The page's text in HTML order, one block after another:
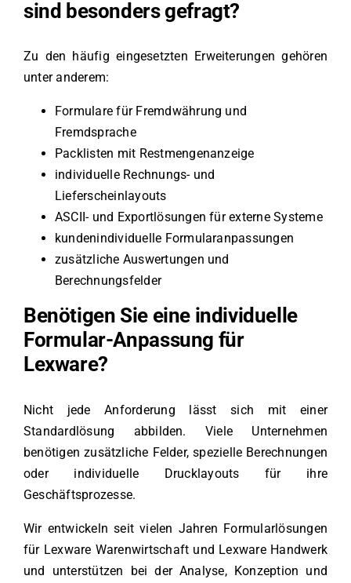
sind besonders gefragt?
Zu den häufig eingesetzten Erweiterungen gehören
unter anderem:
Formulare für Fremdwährung und
Fremdsprache
Packlisten mit Restmengenanzeige
individuelle Rechnungs- und
Lieferscheinlayouts
ASCII- und Exportlösungen für externe Systeme
kundenindividuelle Formularanpassungen
zusätzliche Auswertungen und
Berechnungsfelder
Benötigen Sie eine individuelle
Formular-Anpassung für
Lexware?
Nicht jede Anforderung lässt sich mit einer
Standardlösung abbilden. Viele Unternehmen
benötigen zusätzliche Felder, spezielle Berechnungen
oder individuelle Drucklayouts für ihre
Geschäftsprozesse.
Wir entwickeln seit vielen Jahren Formularlösungen
für Lexware Warenwirtschaft und Lexware Handwerk
und unterstützen bei der Analyse, Konzeption und